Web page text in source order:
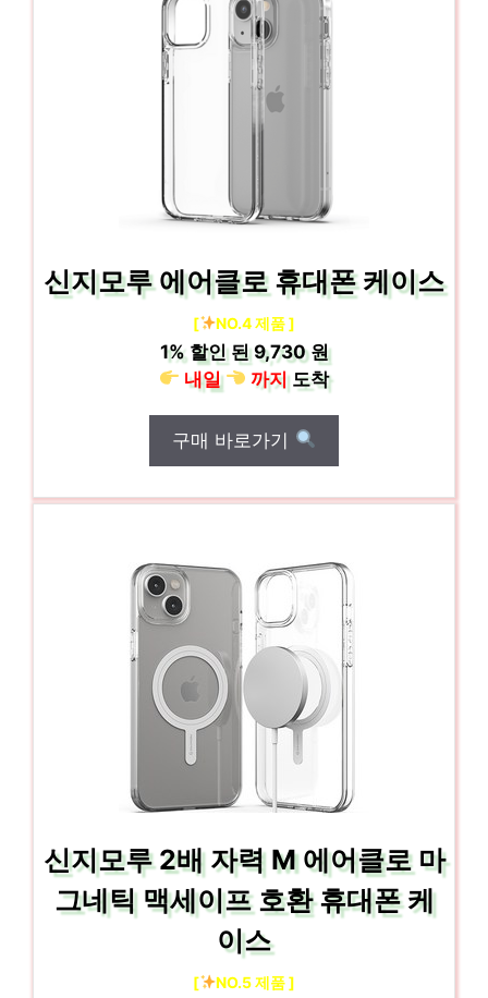
신지모루 에어클로 휴대폰 케이스
[ NO.4 제품 ]
1%할인 된9,730 원
내일
까지도착
구매 바로가기
신지모루 2배 자력 M 에어클로 마
그네틱 맥세이프 호환 휴대폰 케
이스
[ NO.5 제품 ]